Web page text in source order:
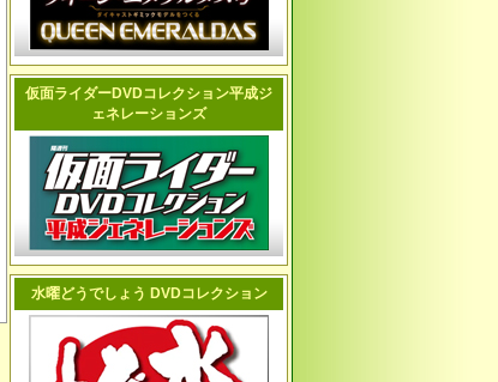
仮面ライダーDVDコレクション平成ジ
ェネレーションズ
水曜どうでしょう DVDコレクション